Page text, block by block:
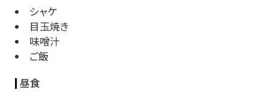
シャケ
目玉焼き
味噌汁
ご飯
昼食